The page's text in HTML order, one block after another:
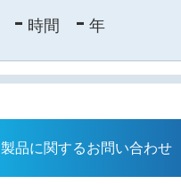
- 時間 - 年
製品に関するお問い合わせ